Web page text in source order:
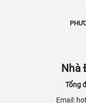
Nhà
Tổng
Email: